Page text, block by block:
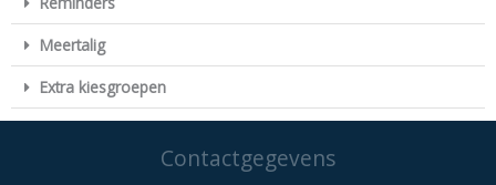
Meertalig
Extra kiesgroepen
Contactgegevens